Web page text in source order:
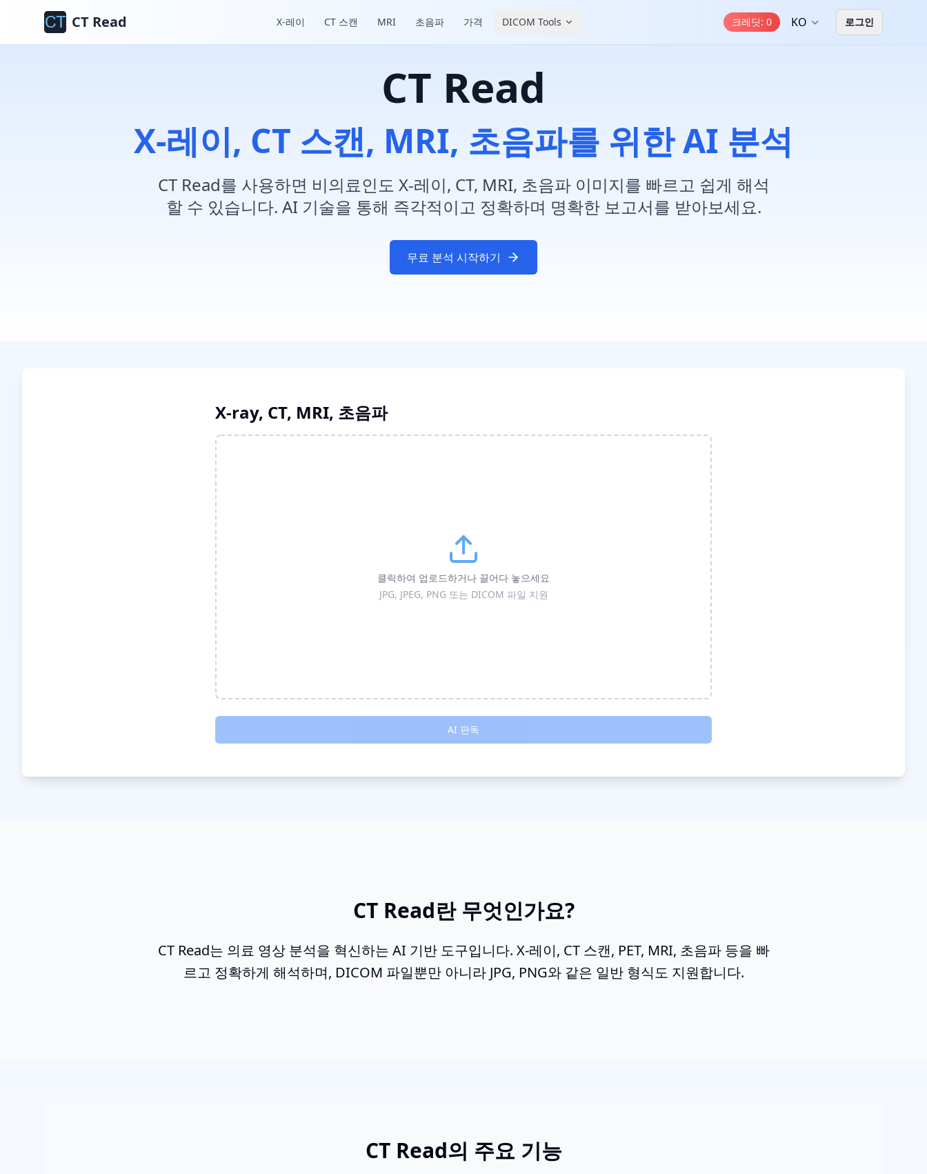
CT Read X-레이 CT 스캔 MRI 초음파 가격 DICOM Tools 크레딧: 0 KO 로그인
CT Read
X-레이, CT 스캔, MRI, 초음파를 위한 AI 분석
CT Read를 사용하면 비의료인도 X-레이, CT, MRI, 초음파 이미지를 빠르고 쉽게 해석
할 수 있습니다. AI 기술을 통해 즉각적이고 정확하며 명확한 보고서를 받아보세요.
무료 분석 시작하기
X-ray, CT, MRI, 초음파
클릭하여 업로드하거나 끌어다 놓으세요
JPG, JPEG, PNG 또는 DICOM 파일 지원
AI 판독
CT Read란 무엇인가요?
CT Read는 의료 영상 분석을 혁신하는 AI 기반 도구입니다. X-레이, CT 스캔, PET, MRI, 초음파 등을 빠
르고 정확하게 해석하며, DICOM 파일뿐만 아니라 JPG, PNG와 같은 일반 형식도 지원합니다.
CT Read의 주요 기능